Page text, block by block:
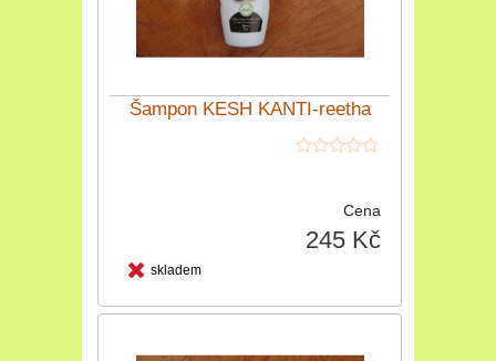
Šampon KESH KANTI-reetha
Cena
245 Kč
skladem